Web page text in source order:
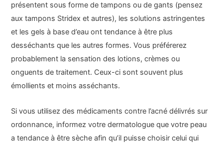
présentent sous forme de tampons ou de gants (pensez
aux tampons Stridex et autres), les solutions astringentes
et les gels à base d’eau ont tendance à être plus
desséchants que les autres formes. Vous préférerez
probablement la sensation des lotions, crèmes ou
onguents de traitement. Ceux-ci sont souvent plus
émollients et moins asséchants.
Si vous utilisez des médicaments contre l’acné délivrés sur
ordonnance, informez votre dermatologue que votre peau
a tendance à être sèche afin qu’il puisse choisir celui qui